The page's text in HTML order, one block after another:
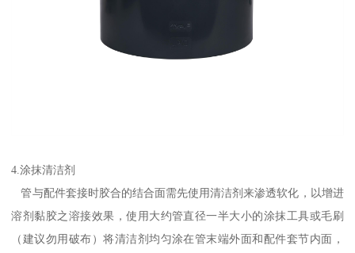
4.涂抹清洁剂
管与配件套接时胶合的结合面需先使用清洁剂来渗透软化，以增进
溶剂黏胶之溶接效果，使用大约管直径一半大小的涂抹工具或毛刷
（建议勿用破布）将清洁剂均匀涂在管末端外面和配件套节内面，